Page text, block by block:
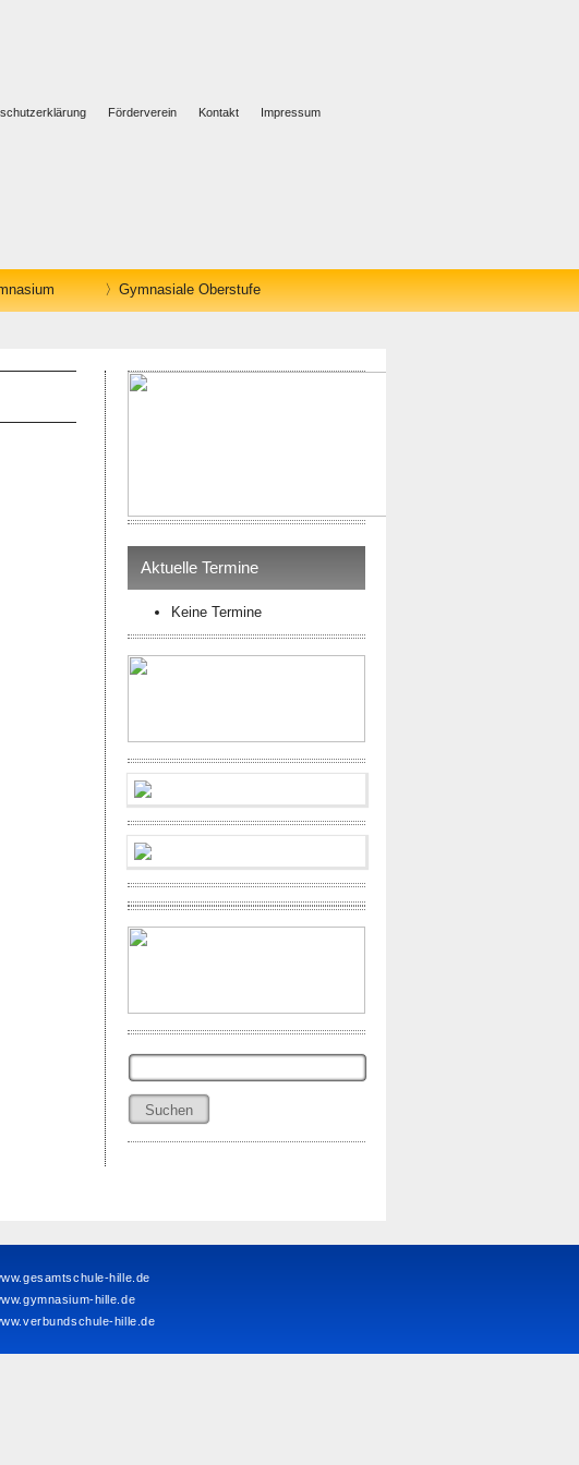
Impressum
Kontakt
Förderverein
Gymnasiale Oberstufe
Aktuelle Termine
Keine Termine
Suchen
hille.de
hille.de
hille.de